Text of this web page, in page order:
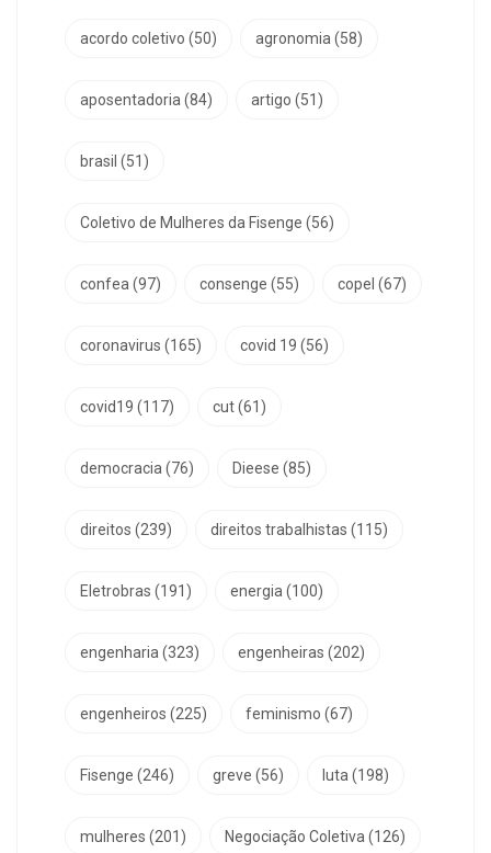
acordo coletivo (50) agronomia(58)
aposentadoria(84) artigo (51)
brasil (51)
Coletivo de Mulheres da Fisenge (56)
confea(97) consenge (55) copel (67)
coronavirus (165) covid 19 (56)
covid19 (117) cut(61)
democracia(76) Dieese (85)
direitos (239) direitos trabalhistas (115)
Eletrobras (191) energia(100)
engenharia(323) engenheiras (202)
engenheiros (225) feminismo (67)
Fisenge (246) greve (56) luta(198)
mulheres (201) Negociação Coletiva(126)